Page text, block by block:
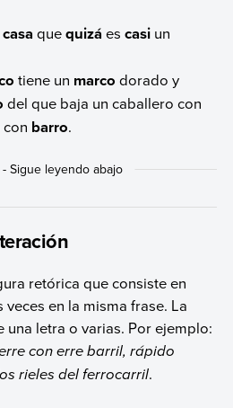
casa quequizáescasi un
tiene un marco dorado y
del que baja un caballero con
con barro.
retórica que consiste en
en la misma frase. La
letra o varias. Por ejemplo:
con erre barril, rápido
rieles del ferrocarril.